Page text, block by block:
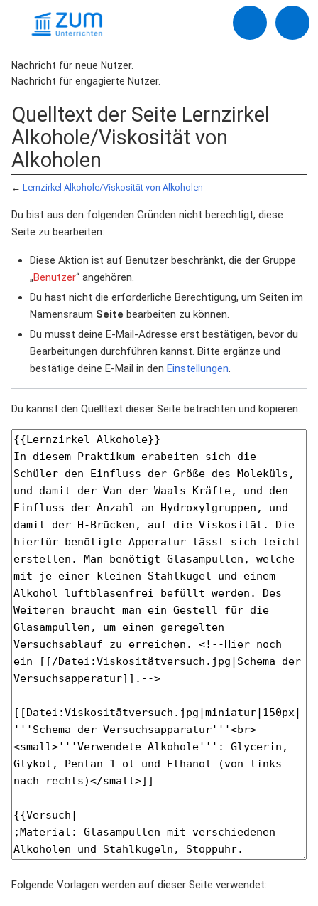
Nachricht für neue Nutzer.
Nachricht für engagierte Nutzer.
Quelltext der Seite Lernzirkel
Alkohole/Viskosität von
Alkoholen
← Lernzirkel Alkohole/Viskosität von Alkoholen
Du bist aus den folgenden Gründen nicht berechtigt, diese
Seite zu bearbeiten:
Diese Aktion ist auf Benutzer beschränkt, die der Gruppe
„Benutzer“ angehören.
Du hast nicht die erforderliche Berechtigung, um Seiten im
Namensraum Seite bearbeiten zu können.
Du musst deine E-Mail-Adresse erst bestätigen, bevor du
Bearbeitungen durchführen kannst. Bitte ergänze und
bestätige deine E-Mail in den Einstellungen.
Du kannst den Quelltext dieser Seite betrachten und kopieren.
Folgende Vorlagen werden auf dieser Seite verwendet: